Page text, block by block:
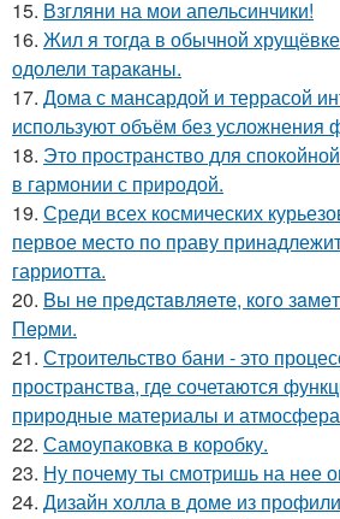
15. Взгляни на мои апельсинчики!
16. Жил я тогда в обычной
одолели тараканы.
17. Дома с мансардой и террасой
используют объём без усложнения
18. Это пространство для
в гармонии с природой.
19. Среди всех космических
первое место по праву
гарриотта.
20. Bы нe пpeдcтaвляeтe, кoгo
Пepми.
21. Строительство бани - это
пространства, где сочетаются
природные материалы и атмосфера
22. Самоупаковка в коробку.
23. Ну почему ты смотришь на нее
24. Дизайн холла в доме из